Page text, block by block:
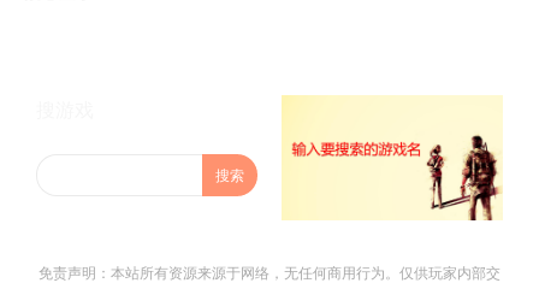
免责声明：本站所有资源来源于网络，无任何商用行为。仅供玩家内部交